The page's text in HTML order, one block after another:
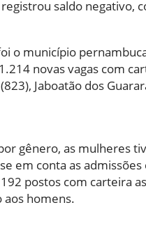
saldo negativo,
o município
novas vagas com
Jaboatão dos
gênero, as mulheres
em conta as
postos com carteira
aos homens.